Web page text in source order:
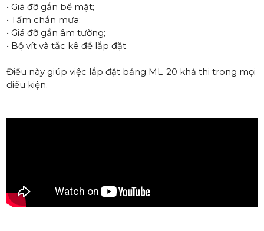
• Giá đỡ gắn bề mặt;
• Tấm chắn mưa;
• Giá đỡ gắn âm tường;
• Bộ vít và tắc kê để lắp đặt.
Điều này giúp việc lắp đặt bảng ML-20 khả thi trong mọi
điều kiện.